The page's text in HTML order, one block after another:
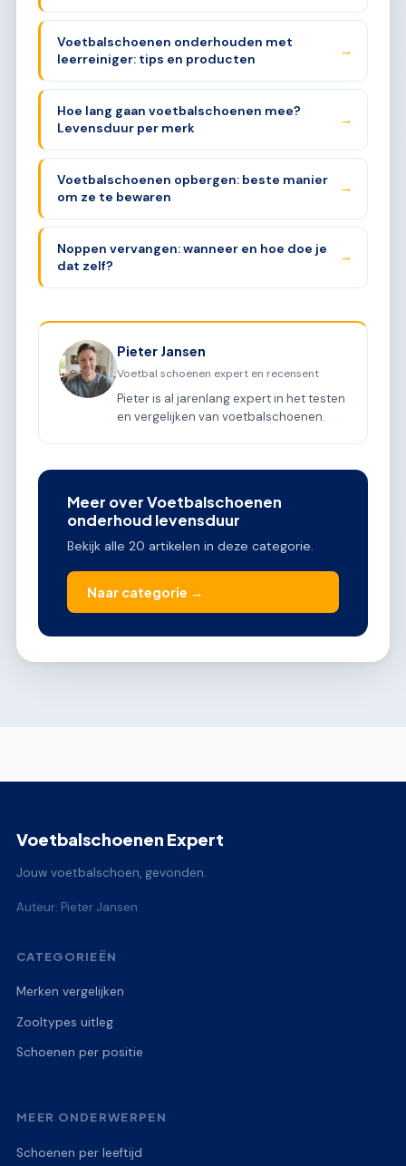
Voetbalschoenen onderhouden met
leerreiniger: tips en producten
→
Hoe lang gaan voetbalschoenen mee?
Levensduur per merk
→
Voetbalschoenen opbergen: beste manier
om ze te bewaren
→
Noppen vervangen: wanneer en hoe doe je
dat zelf?
→
Pieter Jansen
Voetbal schoenen expert en recensent
Pieter is al jarenlang expert in het testen
en vergelijken van voetbalschoenen.
Meer over Voetbalschoenen
onderhoud levensduur
Bekijk alle 20 artikelen in deze categorie.
Naar categorie →
Voetbalschoenen Expert
Jouw voetbalschoen, gevonden.
Auteur: Pieter Jansen
CATEGORIEËN
Merken vergelijken
Zooltypes uitleg
Schoenen per positie
MEER ONDERWERPEN
Schoenen per leeftijd